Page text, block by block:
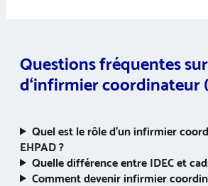
Questions fréquentes
d‘infirmier coordinateur
Quel est le rôle d’un infirmier
EHPAD ?
Quelle différence entre IDEC et
Comment devenir infirmier